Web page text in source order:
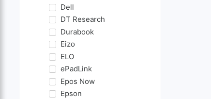
Dell
DT Research
Durabook
Eizo
ELO
ePadLink
Epos Now
Epson